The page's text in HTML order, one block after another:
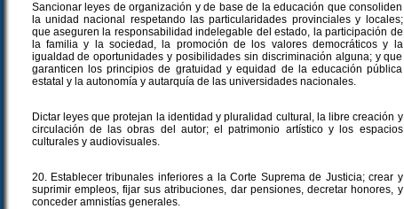
Sancionar leyes de organización y de base de la educación que consoliden
la unidad nacional respetando las particularidades provinciales y locales;
que aseguren la responsabilidad indelegable del estado, la participación de
la familia y la sociedad, la promoción de los valores democráticos y la
igualdad de oportunidades y posibilidades sin discriminación alguna; y que
garanticen los principios de gratuidad y equidad de la educación pública
estatal y la autonomía y autarquía de las universidades nacionales.
Dictar leyes que protejan la identidad y pluralidad cultural, la libre creación y
circulación de las obras del autor; el patrimonio artístico y los espacios
culturales y audiovisuales.
20. Establecer tribunales inferiores a la Corte Suprema de Justicia; crear y
suprimir empleos, fijar sus atribuciones, dar pensiones, decretar honores, y
conceder amnistías generales.